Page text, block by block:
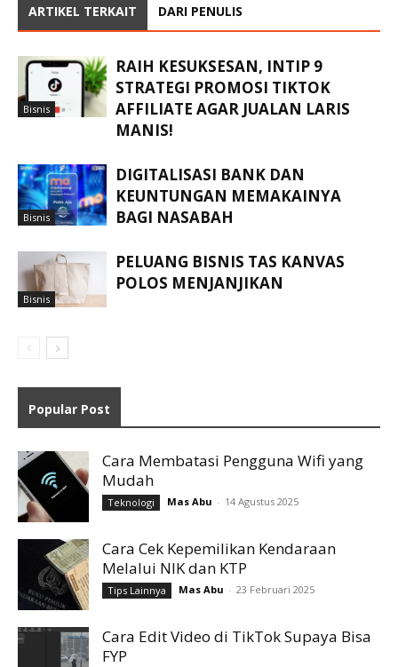
ARTIKEL TERKAIT DARI PENULIS
Bisnis
RAIH KESUKSESAN, INTIP 9
STRATEGI PROMOSI TIKTOK
AFFILIATE AGAR JUALAN LARIS
MANIS!
Bisnis
DIGITALISASI BANK DAN
KEUNTUNGAN MEMAKAINYA
BAGI NASABAH
Bisnis
PELUANG BISNIS TAS KANVAS
POLOS MENJANJIKAN
Popular Post
Cara Membatasi Pengguna Wifi yang
Mudah
Teknologi Mas Abu - 14 Agustus 2025
Cara Cek Kepemilikan Kendaraan
Melalui NIK dan KTP
Tips Lainnya Mas Abu - 23 Februari 2025
Cara Edit Video di TikTok Supaya Bisa
FYP